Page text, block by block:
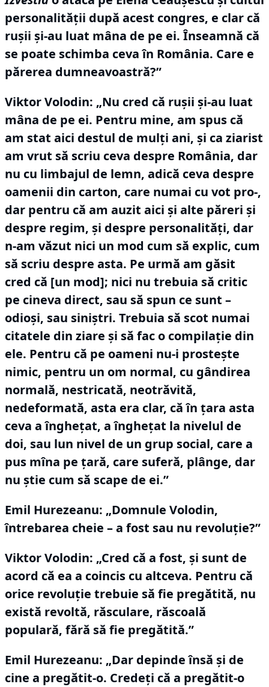
personalităţii după acest congres, e clar că
ruşii şi-au luat mâna de pe ei. Înseamnă că
se poate schimba ceva în România. Care e
părerea dumneavoastră?”
Viktor Volodin: „Nu cred că ruşii și-au luat
mâna de pe ei. Pentru mine, am spus că
am stat aici destul de mulţi ani, şi ca ziarist
am vrut să scriu ceva despre România, dar
nu cu limbajul de lemn, adică ceva despre
oamenii din carton, care numai cu vot pro-,
dar pentru că am auzit aici şi alte păreri şi
despre regim, şi despre personalităţi, dar
n-am văzut nici un mod cum să explic, cum
să scriu despre asta. Pe urmă am găsit
cred că [un mod]; nici nu trebuia să critic
pe cineva direct, sau să spun ce sunt –
odioşi, sau siniştri. Trebuia să scot numai
citatele din ziare şi să fac o compilație din
ele. Pentru că pe oameni nu-i prostește
nimic, pentru un om normal, cu gândirea
normală, nestricată, neotrăvită,
nedeformată, asta era clar, că în ţara asta
ceva a îngheţat, a îngheţat la nivelul de
doi, sau lun nivel de un grup social, care a
pus mîna pe ţară, care suferă, plânge, dar
nu ştie cum să scape de ei.”
Emil Hurezeanu: „Domnule Volodin,
întrebarea cheie – a fost sau nu revoluţie?”
Viktor Volodin: „Cred că a fost, şi sunt de
acord că ea a coincis cu altceva. Pentru că
orice revoluţie trebuie să fie pregătită, nu
există revoltă, răsculare, răscoală
populară, fără să fie pregătită.”
Emil Hurezeanu: „Dar depinde însă şi de
cine a pregătit-o. Credeţi că a pregătit-o